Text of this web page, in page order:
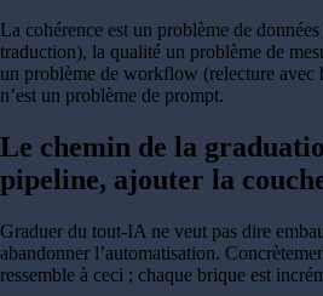
La cohérence est un problème de
traduction), la qualité un problème de
un problème de workflow (relecture avec
n’est un problème de prompt.
Le chemin de la
pipeline, ajouter la
Graduer du tout-IA ne veut pas dire
abandonner l’automatisation.
ressemble à ceci ; chaque brique est